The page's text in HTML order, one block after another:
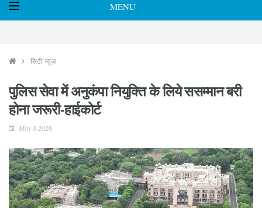
MENU
सिटी न्यूज़
पुलिस सेवा में अनुकंपा नियुक्ति के लिये ससम्मान बरी
होना जरूरी-हाईकोर्ट
May 8 2026